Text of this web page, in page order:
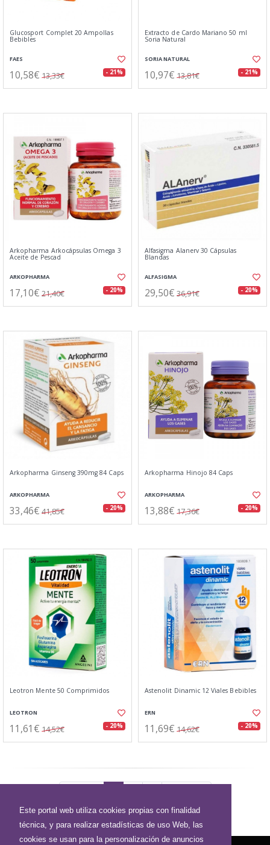
Este portal web utiliza cookies propias con finalidad
técnica, y para realizar estadísticas de uso Web, las
cookies se usan para la personalización de anuncios
Glucosport Complet 20 Ampollas
Bebibles
FAES
10,58€ 13,33€ - 21%
Extracto de Cardo Mariano 50 ml
Soria Natural
SORIA NATURAL
10,97€ 13,81€ - 21%
Arkopharma Arkocápsulas Omega 3
Aceite de Pescad
ARKOPHARMA
17,10€ 21,40€ - 20%
Alfasigma Alanerv 30 Cápsulas
Blandas
ALFASIGMA
29,50€ 36,91€ - 20%
Arkopharma Ginseng 390mg 84 Caps
ARKOPHARMA
33,46€ 41,85€ - 20%
Arkopharma Hinojo 84 Caps
ARKOPHARMA
13,88€ 17,36€ - 20%
Leotron Mente 50 Comprimidos
LEOTRON
11,61€ 14,52€ - 20%
Astenolit Dinamic 12 Viales Bebibles
ERN
11,69€ 14,62€ - 20%